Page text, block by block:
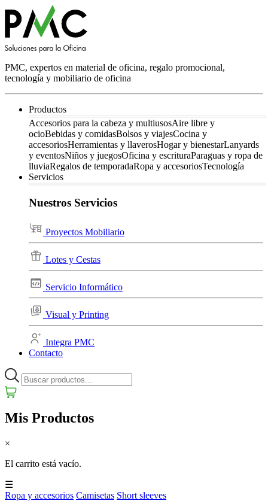
PMC, expertos en material de oficina, regalo promocional,
tecnología y mobiliario de oficina
Productos
Accesorios para la cabeza y multiusosAire libre y
ocioBebidas y comidasBolsos y viajesCocina y
accesoriosHerramientas y llaverosHogar y bienestarLanyards
y eventosNiños y juegosOficina y escrituraParaguas y ropa de
lluviaRegalos de temporadaRopa y accesoriosTecnología
Servicios
Nuestros Servicios
Proyectos Mobiliario
Lotes y Cestas
Servicio Informático
Visual y Printing
Integra PMC
Contacto
Mis Productos
×
El carrito está vacío.
☰
Ropa y accesorios Camisetas Short sleeves